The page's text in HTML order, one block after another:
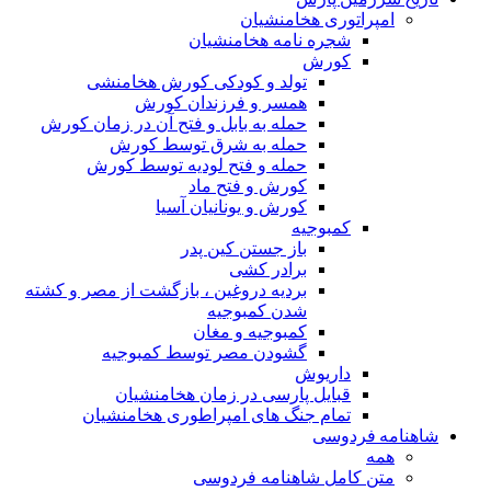
هخامنشیان
شجره نامه هخامنشیان
تولد و کودکی کورش هخامنشی
همسر و فرزندان کورش
حمله به بابل و فتح آن در زمان کورش
حمله به شرق توسط کورش
حمله و فتح لودیه توسط کورش
کورش و فتح ماد
کورش و یونانیان آسیا
باز جستن کین پدر
بردیه دروغین ، بازگشت از مصر و کشته
کمبوجیه و مغان
گشودن مصر توسط کمبوجیه
قبایل پارسی در زمان هخامنشیان
تمام جنگ های امپراطوری هخامنشیان
فردوسی
کامل شاهنامه فردوسی